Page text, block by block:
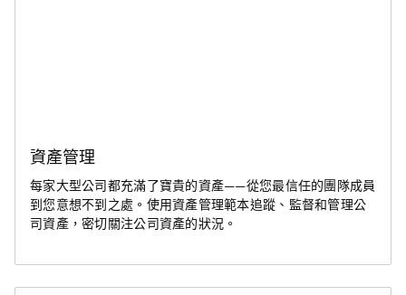
資產管理
每家大型公司都充滿了寶貴的資產——從您最信任的團隊成員
到您意想不到之處。使用資產管理範本追蹤、監督和管理公
司資產，密切關注公司資產的狀況。